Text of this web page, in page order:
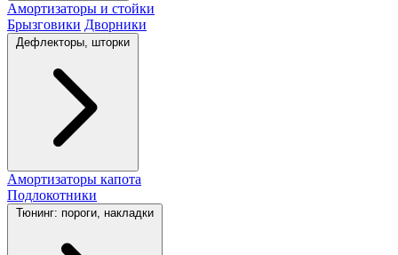
Амортизаторы и стойки
Брызговики Дворники
Дефлекторы, шторки
Амортизаторы капота
Подлокотники
Тюнинг: пороги, накладки